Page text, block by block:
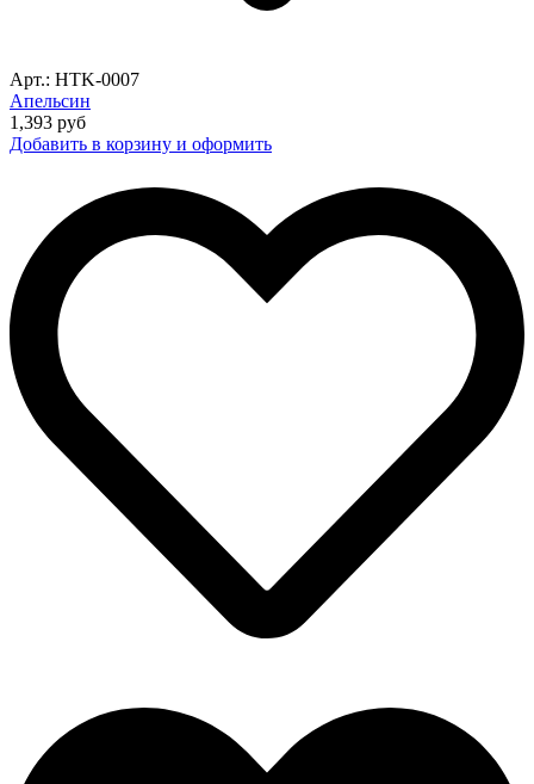
Арт.: HTK-0007
Апельсин
1,393 руб
Добавить в корзину и оформить